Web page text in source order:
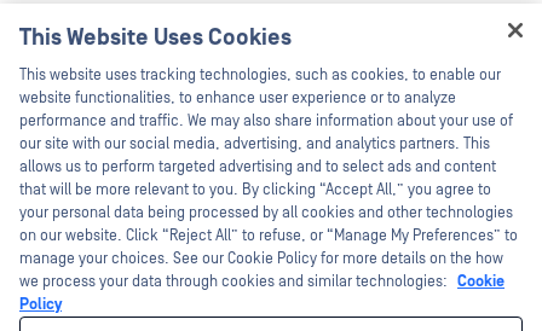
Upgrade - es ist ein strategischer Schritt.
Wird die Umstellung auf MFT versäumt, können Unternehmen
kritischen Schwachstellen ausgesetzt sein. Ohne
Automatisierung, Echtzeitüberwachung und fortschrittliche
Compliance-Tools riskieren Unternehmen
Datenschutzverletzungen, Ineffizienz und behördliche Strafen.
Die Risiken, sich auf SFTP zu verlassen, sind viel zu groß, und
This Website Uses Cookies
This website uses tracking technologies, such as cookies, to enable our
website functionalities, to enhance user experience or to analyze
performance and traffic. We may also share information about your use of
our site with our social media, advertising, and analytics partners. This
allows us to perform targeted advertising and to select ads and content
that will be more relevant to you. By clicking “Accept All,” you agree to
your personal data being processed by all cookies and other technologies
on our website. Click “Reject All” to refuse, or “Manage My Preferences” to
manage your choices. See our Cookie Policy for more details on the how
we process your data through cookies and similar technologies: Cookie
Policy
Hey there!
I'm Ozzy, your OPSWAT virtual assistant.
How can I help you secure what's critical
today?